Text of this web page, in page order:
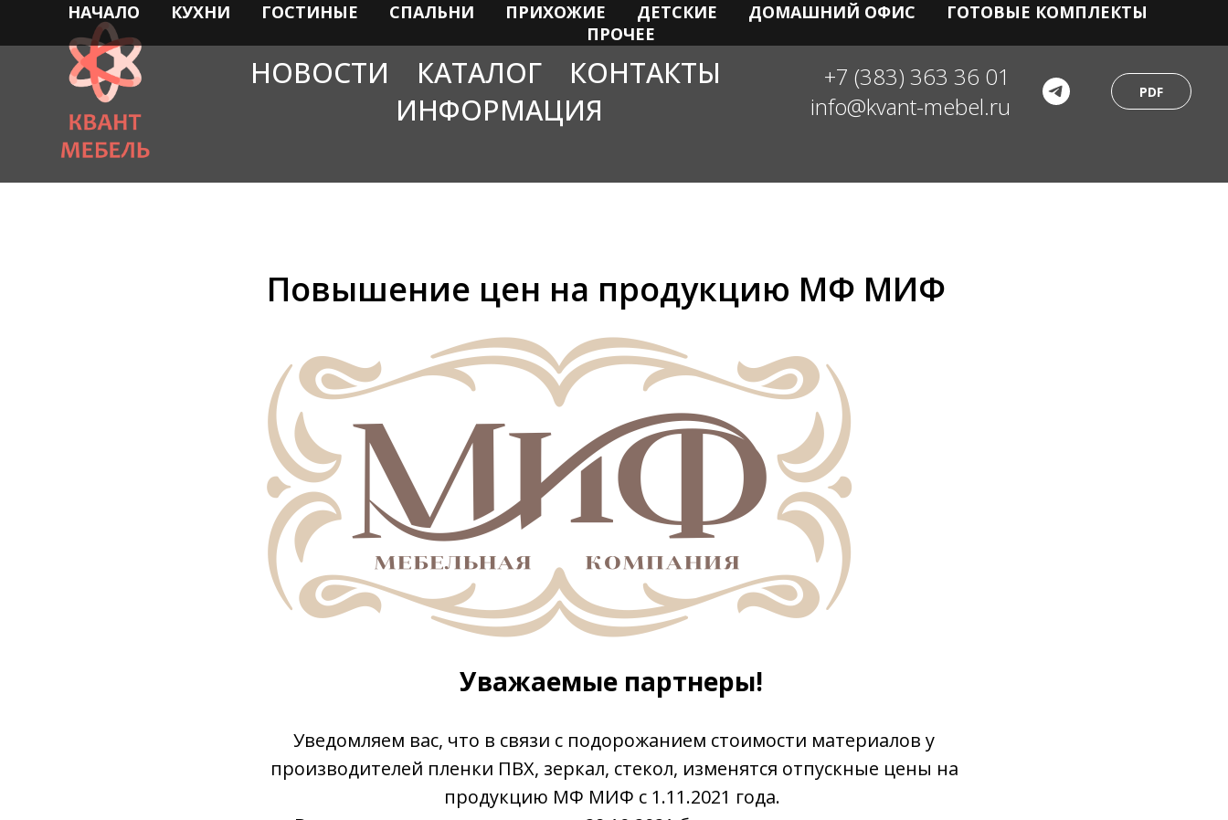
НОВОСТИ КАТАЛОГ
КОНТАКТЫ
ИНФОРМАЦИЯ
+7 (383) 363 36 01
info@kvant-mebel.ru
PDF
НАЧАЛО КУХНИ ГОСТИНЫЕ СПАЛЬНИ ПРИХОЖИЕ ДЕТСКИЕ ДОМАШНИЙ ОФИС
ГОТОВЫЕ КОМПЛЕКТЫ
ПРОЧЕЕ
Повышение цен на продукцию МФ МИФ
Уважаемые партнеры!
Уведомляем вас, что в связи с подорожанием стоимости материалов у
производителей пленки ПВХ, зеркал, стекол, изменятся отпускные цены на
продукцию МФ МИФ с 1.11.2021 года.